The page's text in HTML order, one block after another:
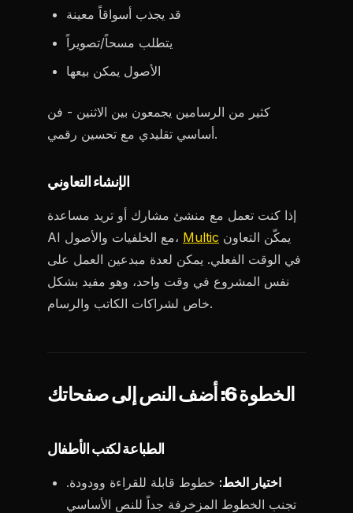
قد يجذب أسواقاً معينة
يتطلب مسحاً/تصويراً
الأصول يمكن بيعها
كثير من الرسامين يجمعون بين الاثنين - فن
أساسي تقليدي مع تحسين رقمي.
الإنشاء التعاوني
إذا كنت تعمل مع منشئ مشارك أو تريد مساعدة
AI مع الخلفيات والأصول، Multic
في الوقت الفعلي. يمكن لعدة مبدعين العمل على
نفس المشروع في وقت واحد، وهو مفيد بشكل
خاص لشراكات الكاتب والرسام.
الخطوة 6: أضف النص إلى صفحاتك
الطباعة لكتب الأطفال
اختيار الخط: خطوط قابلة للقراءة وودودة.
تجنب الخطوط المزخرفة جداً للنص الأساسي